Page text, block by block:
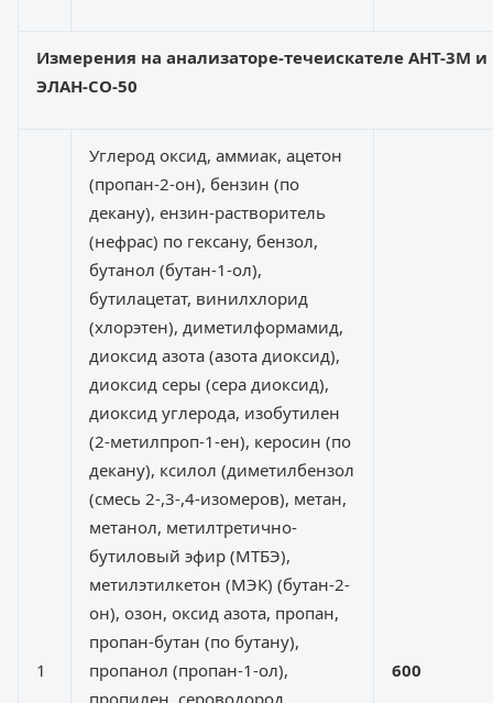
Измерения на анализаторе-течеискателе АНТ-3М и
ЭЛАН-СО-50
1
Углерод оксид, аммиак, ацетон
(пропан-2-он), бензин (по
декану), ензин-растворитель
(нефрас) по гексану, бензол,
бутанол (бутан-1-ол),
бутилацетат, винилхлорид
(хлорэтен), диметилформамид,
диоксид азота (азота диоксид),
диоксид серы (сера диоксид),
диоксид углерода, изобутилен
(2-метилпроп-1-ен), керосин (по
декану), ксилол (диметилбензол
(смесь 2-,3-,4-изомеров), метан,
метанол, метилтретично-
бутиловый эфир (МТБЭ),
метилэтилкетон (МЭК) (бутан-2-
он), озон, оксид азота, пропан,
пропан-бутан (по бутану),
пропанол (пропан-1-ол),
600